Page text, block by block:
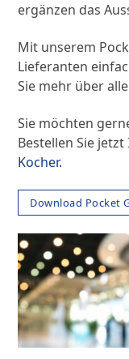
ergänzen das
Mit unserem
Lieferanten
Sie mehr über
Sie möchten
Bestellen Sie
Kocher.
Download Pocket